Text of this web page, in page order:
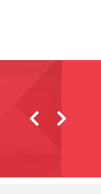
SolidWorks Kursu
Erol